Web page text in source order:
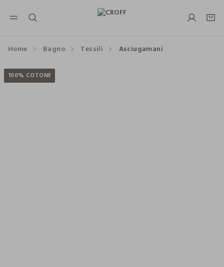
NAVIGATION.ARIA.GOTOMAINCONTENT
100% COTONE
Home Bagno Tessili Asciugamani